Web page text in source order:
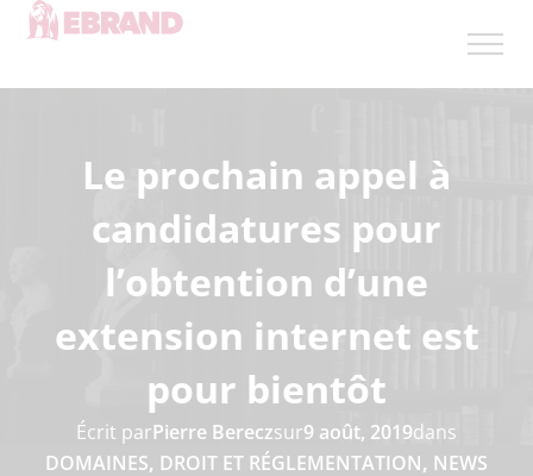
Le prochain appel à
candidatures pour
l’obtention d’une
extension internet est
pour bientôt
Écrit parPierre Bereczsur9 août, 2019dans
DOMAINES, DROIT ET RÉGLEMENTATION, NEWS